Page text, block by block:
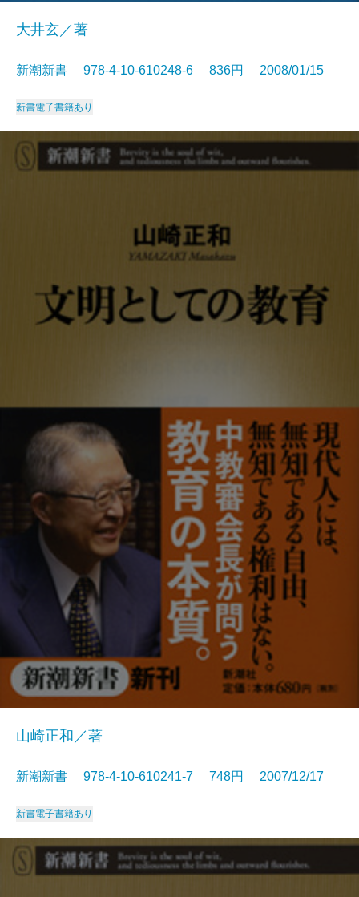
大井玄／著
新潮新書 978-4-10-610248-6 836円 2008/01/15
新書電子書籍あり
山崎正和／著
新潮新書 978-4-10-610241-7 748円 2007/12/17
新書電子書籍あり